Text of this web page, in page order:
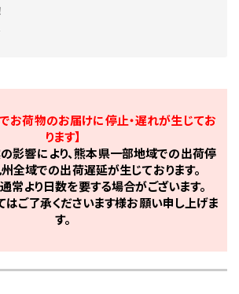
お荷物のお届けに停止・遅れが生じてお
ります】
影響により、熊本県一部地域での出荷停
全域での出荷遅延が生じております。
常より日数を要する場合がございます。
はご了承くださいます様お願い申し上げま
す。